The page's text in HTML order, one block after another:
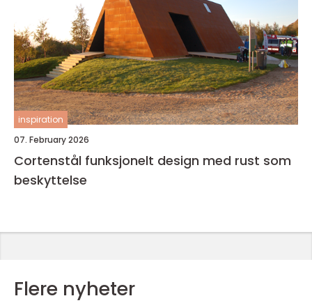
inspiration
07. February 2026
Cortenstål funksjonelt design med rust som
beskyttelse
Flere nyheter